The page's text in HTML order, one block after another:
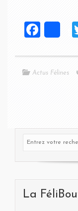
ce
b
k
Actus Félines
La